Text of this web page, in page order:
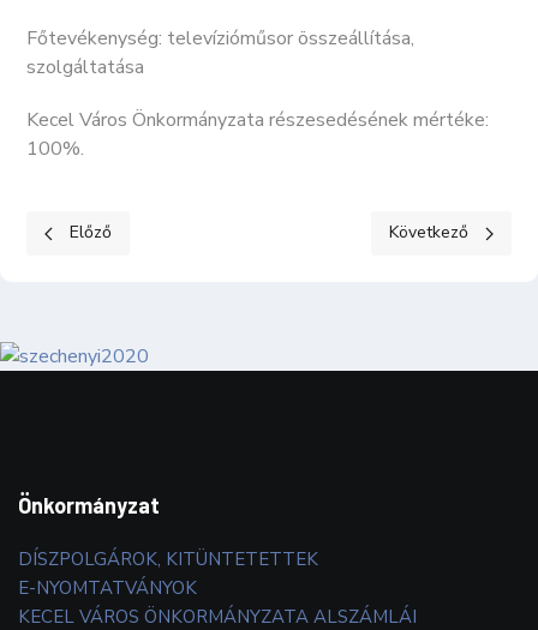
Főtevékenység: televízióműsor összeállítása,
szolgáltatása
Kecel Város Önkormányzata részesedésének mértéke:
100%.
Előző cikk: KÖZÉRDEKŰ ADATOK I. Szervezeti, személyzeti
Előző Következő cikk:
Következő
Önkormányzat
DÍSZPOLGÁROK, KITÜNTETETTEK
E-NYOMTATVÁNYOK
KECEL VÁROS ÖNKORMÁNYZATA ALSZÁMLÁI